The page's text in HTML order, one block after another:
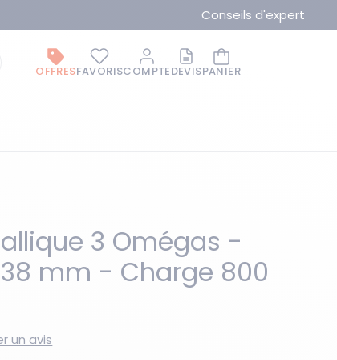
Conseils d'expert
OFFRESFAVORISCOMPTEDEVISPANIER
La marque du moment
3 Omégas -
mm - Charge 800
un avis